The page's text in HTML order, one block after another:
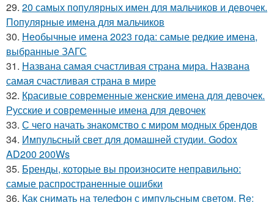
29. 20 самых популярных имен для мальчиков и девочек.
Популярные имена для мальчиков
30. Необычные имена 2023 года: самые редкие имена,
выбранные ЗАГС
31. Названа самая счастливая страна мира. Названа
самая счастливая страна в мире
32. Красивые современные женские имена для девочек.
Русские и современные имена для девочек
33. С чего начать знакомство с миром модных брендов
34. Импульсный свет для домашней студии. Godox
AD200 200Ws
35. Бренды, которые вы произносите неправильно:
самые распространенные ошибки
36. Как снимать на телефон с импульсным светом. Re: